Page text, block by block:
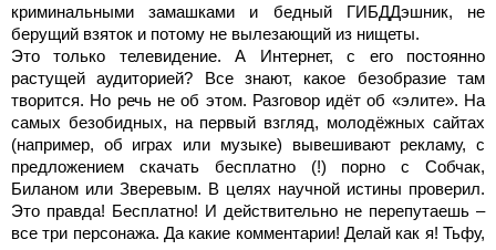
криминальными замашками и бедный ГИБДДэшник, не
берущий взяток и потому не вылезающий из нищеты.
Это только телевидение. А Интернет, с его постоянно
растущей аудиторией? Все знают, какое безобразие там
творится. Но речь не об этом. Разговор идёт об «элите». На
самых безобидных, на первый взгляд, молодёжных сайтах
(например, об играх или музыке) вывешивают рекламу, с
предложением скачать бесплатно (!) порно с Собчак,
Биланом или Зверевым. В целях научной истины проверил.
Это правда! Бесплатно! И действительно не перепутаешь –
все три персонажа. Да какие комментарии! Делай как я! Тьфу,